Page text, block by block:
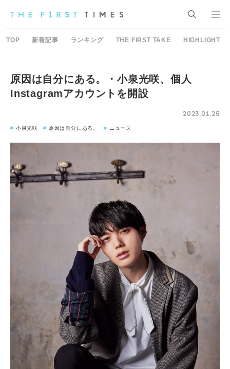
TOP 新着記事 ランキング THE FIRST TAKE HIGHLIGHT
原因は自分にある。・小泉光咲、個人
Instagramアカウントを開設
2023.01.25
小泉光咲 原因は自分にある。 ニュース